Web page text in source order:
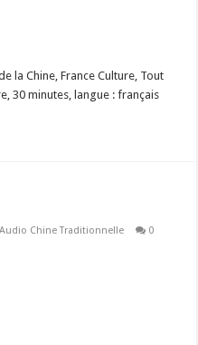
la Chine, France Culture, Tout
30 minutes, langue : français
Audio Chine Traditionnelle 0